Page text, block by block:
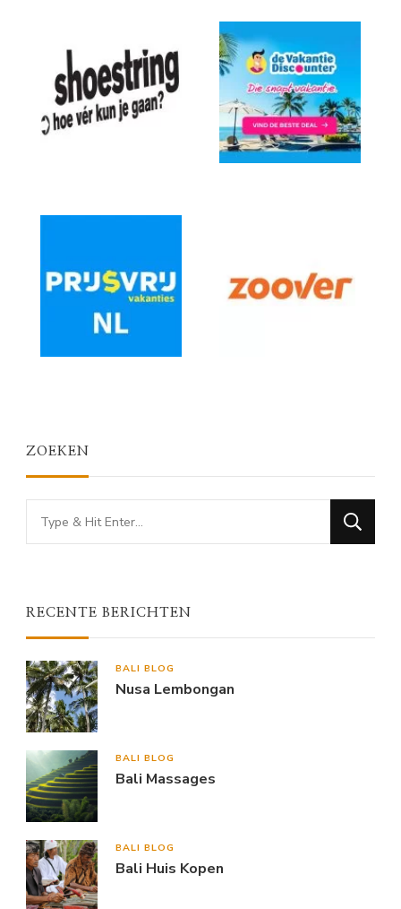
ZOEKEN
Looking
for
RECENTE BERICHTEN
BALI BLOG
Nusa Lembongan
BALI BLOG
Bali Massages
BALI BLOG
Bali Huis Kopen